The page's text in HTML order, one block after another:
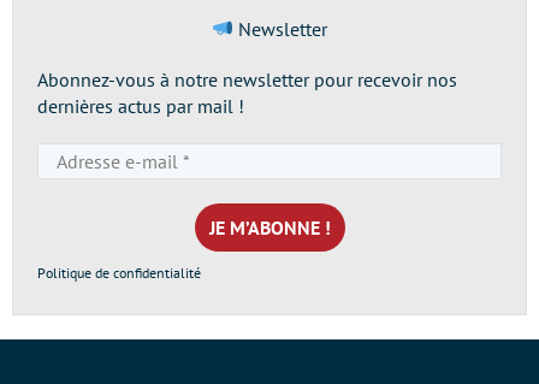
Newsletter
Abonnez-vous à notre newsletter pour recevoir nos
dernières actus par mail !
e-
mail
*
Politique de confidentialité